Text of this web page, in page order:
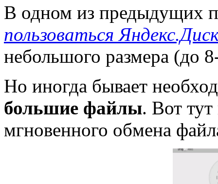
В одном из предыдущих
пользоваться
небольшого размера (до
Но иногда бывает
большие файлы. Вот
мгновенного обмена